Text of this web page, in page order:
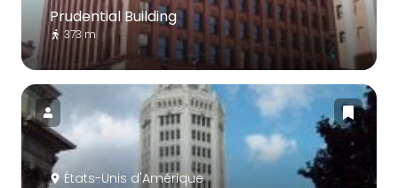
Prudential Building
373 m
États-Unis d'Amérique